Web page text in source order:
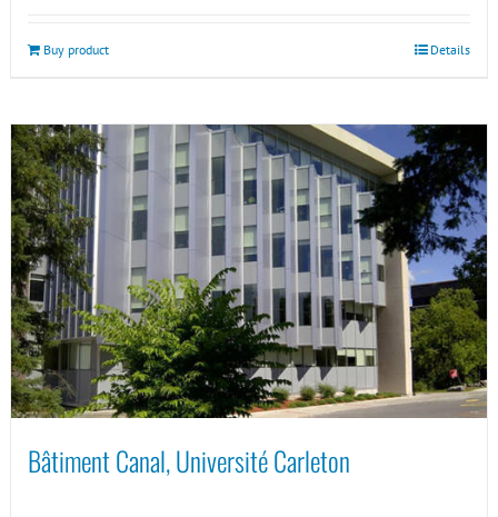
Buy product Details
Bâtiment Canal, Université Carleton